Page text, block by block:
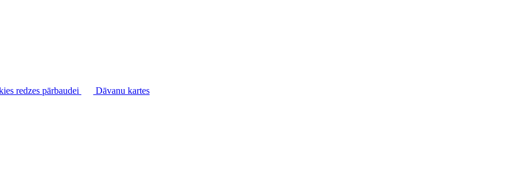
redzes pārbaudei Dāvanu kartes